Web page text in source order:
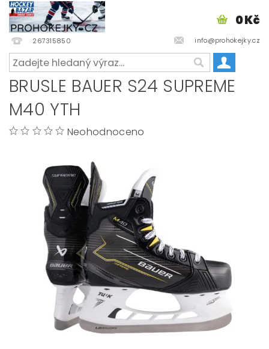
267315850 info@prohokejky.cz
0 Kč
BRUSLE BAUER S24 SUPREME
M40 YTH
Neohodnoceno